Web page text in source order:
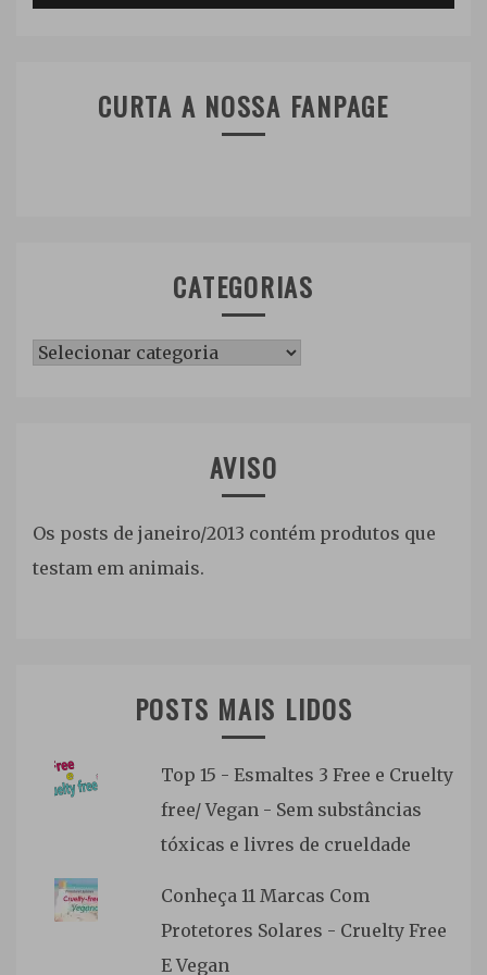
CURTA A NOSSA FANPAGE
CATEGORIAS
Categorias
AVISO
Os posts de janeiro/2013 contém produtos que
testam em animais.
POSTS MAIS LIDOS
Top 15 - Esmaltes 3 Free e Cruelty
free/ Vegan - Sem substâncias
tóxicas e livres de crueldade
Conheça 11 Marcas Com
Protetores Solares - Cruelty Free
E Vegan